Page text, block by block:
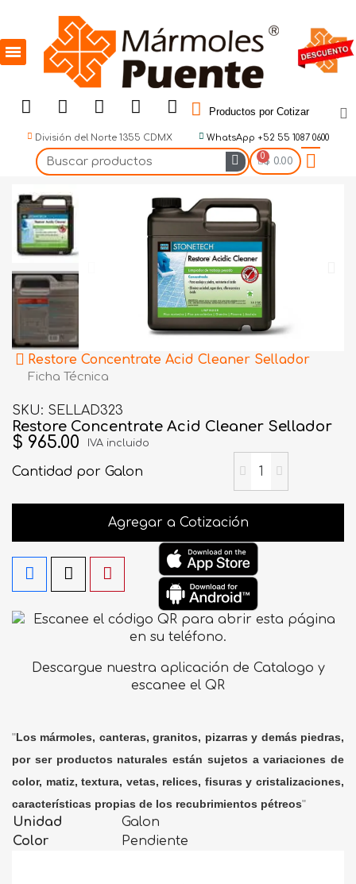
Productos por Cotizar
División del Norte 1355 CDMX WhatsApp +52 55 1087 0600
$ 0.00
Restore Concentrate Acid Cleaner Sellador
Ficha Técnica
SKU SELLAD323
Restore Concentrate Acid Cleaner Sellador
$ 965.00 IVA incluido
Cantidad por Galon
Agregar a Cotización
Descargue nuestra aplicación de Catalogo y
escanee el QR
"Los mármoles, canteras, granitos, pizarras y demás piedras,
por ser productos naturales están sujetos a variaciones de
color, matiz, textura, vetas, relices, fisuras y cristalizaciones,
características propias de los recubrimientos pétreos"
Unidad
Galon
Color
Pendiente